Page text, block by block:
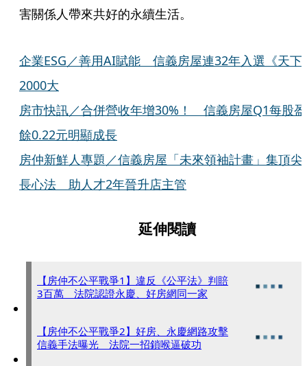
害關係人帶來共好的永續生活。
企業ESG／善用AI賦能　信義房屋連32年入選《天下
2000大
房市快訊／合併營收年增30%！　信義房屋Q1每股盈
餘0.22元明顯成長
房仲新鮮人專題／信義房屋「未來領袖計畫」集頂尖
長心法　助人才2年晉升店主管
延伸閱讀
【房仲不公平戰爭1】違反《公平法》判賠
3百萬 法院認證永慶、好房網同一家
【房仲不公平戰爭2】好房、永慶網路攻擊
信義手法曝光 法院一招鎖喉逼破功